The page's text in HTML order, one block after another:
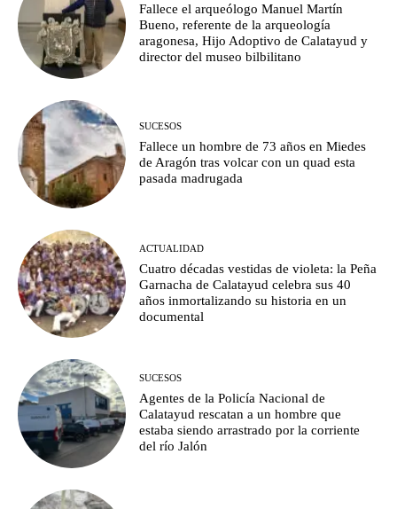
Fallece el arqueólogo Manuel Martín
Bueno, referente de la arqueología
aragonesa, Hijo Adoptivo de Calatayud y
director del museo bilbilitano
SUCESOS
Fallece un hombre de 73 años en Miedes
de Aragón tras volcar con un quad esta
pasada madrugada
ACTUALIDAD
Cuatro décadas vestidas de violeta: la Peña
Garnacha de Calatayud celebra sus 40
años inmortalizando su historia en un
documental
SUCESOS
Agentes de la Policía Nacional de
Calatayud rescatan a un hombre que
estaba siendo arrastrado por la corriente
del río Jalón